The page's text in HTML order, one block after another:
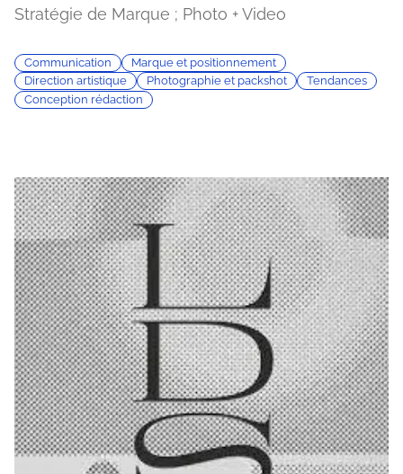
Stratégie de Marque ; Photo + Video
Communication
Marque et positionnement
Direction artistique
Photographie et packshot
Tendances
Conception rédaction